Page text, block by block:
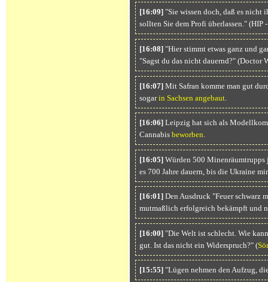
[16:09]"Sie wissen doch, daß es nicht
sollten Sie dem Profi überlassen."
[16:08]"Hier stimmt etwas ganz und
"Sagst du das nicht dauernd?" (Doctor
[16:07]Mit Safran komme man gut
sogarin Sachsen angebaut.
[16:06]Leipzig hat sich als
Cannabis beworben.
[16:05]Würden 500 Minenräumtrupps
es 700 Jahre dauern, bis die Ukraine
[16:01]Den Ausdruck "Feuer schwarz
mutmaßlich erfolgreich bekämpft und
[16:00]"Die Welt ist schlecht. Wie
gut. Ist das nicht ein Widerspruch?" (
[15:55]"Lügen nehmen den Aufzug,